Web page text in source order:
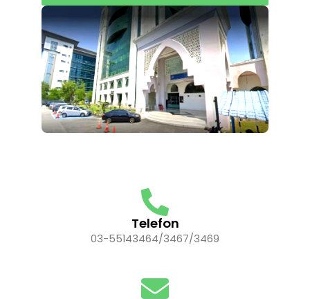
Telefon
03-55143464/3467/3469